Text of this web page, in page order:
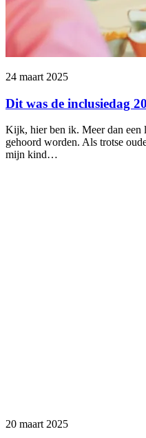
24 maart 2025
Dit was de inclusiedag
Kijk, hier ben ik. Meer dan een
gehoord worden. Als trotse
mijn kind…
20 maart 2025